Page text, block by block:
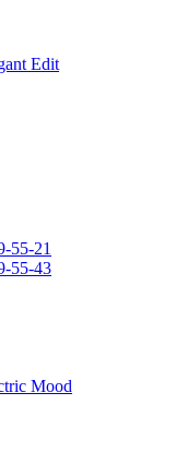
Edit
Mood